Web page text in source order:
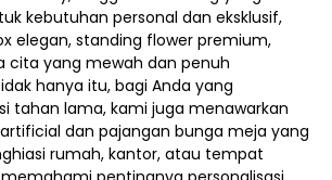
kebutuhan personal dan eksklusif,
elegan, standing flower premium,
cita yang mewah dan penuh
hanya itu, bagi Anda yang
tahan lama, kami juga menawarkan
dan pajangan bunga meja yang
rumah, kantor, atau tempat